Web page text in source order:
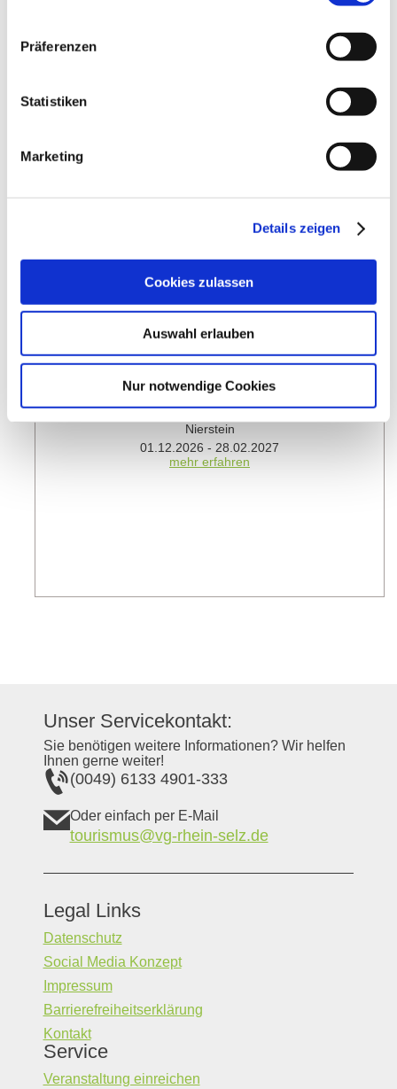
Präferenzen
Statistiken
Marketing
Details zeigen
Cookies zulassen
Auswahl erlauben
Nur notwendige Cookies
Weitere Veranstaltungen in der Nähe
Winterspecials in der Vinothek Jakob Gerhardt
Nierstein
01.12.2026 - 28.02.2027
mehr erfahren
Unser Servicekontakt:
Sie benötigen weitere Informationen? Wir helfen
Ihnen gerne weiter!
(0049) 6133 4901-333
Oder einfach per E-Mail
tourismus@vg-rhein-selz.de
Legal Links
Datenschutz
Social Media Konzept
Impressum
Barrierefreiheitserklärung
Kontakt
Service
Veranstaltung einreichen